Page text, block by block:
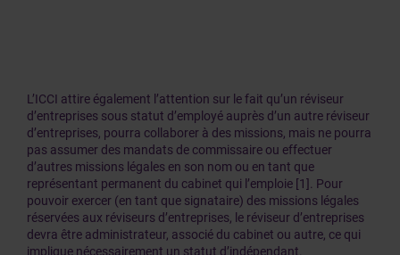
L’ICCI attire également l’attention sur le fait qu’un réviseur
d’entreprises sous statut d’employé auprès d’un autre réviseur
d’entreprises, pourra collaborer à des missions, mais ne pourra
pas assumer des mandats de commissaire ou effectuer
d’autres missions légales en son nom ou en tant que
représentant permanent du cabinet qui l’emploie [1]. Pour
pouvoir exercer (en tant que signataire) des missions légales
réservées aux réviseurs d’entreprises, le réviseur d’entreprises
devra être administrateur, associé du cabinet ou autre, ce qui
implique nécessairement un statut d’indépendant.